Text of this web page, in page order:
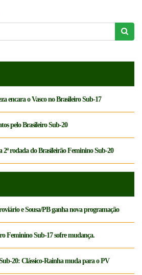
encara o Vasco no Brasileiro Sub-17
pelo Brasileiro Sub-20
2ª rodada do Brasileirão Feminino Sub-20
e Sousa/PB ganha nova programação
Feminino Sub-17 sofre mudança.
20: Clássico-Rainha muda para o PV